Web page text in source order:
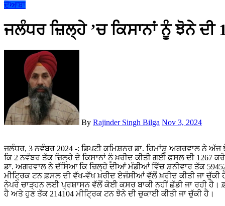
ਦੋਆਬਾ
ਜਲੰਧਰ ਜ਼ਿਲ੍ਹੇ ’ਚ ਕਿਸਾਨਾਂ ਨੂੰ ਝੋਨੇ
By Rajinder Singh Bilga Nov 3, 2024
ਜਲੰਧਰ, 3 ਨਵੰਬਰ 2024 -: ਡਿਪਟੀ ਕਮਿਸ਼ਨਰ ਡਾ. ਹਿਮਾਂਸ਼ੂ ਅਗਰਵਾਲ ਨੇ ਅੱਜ ਝੋਨੇ ਦੀ ਚੱਲ ਰਹੀ ਖ਼ਰੀਦ ਪ੍ਰਕਿਰਿਆ ਦਾ ਜਾਇਜ਼ਾ ਲੈਂਦਿਆਂ ਦੱਸਿਆ
ਕਿ 2 ਨਵੰਬਰ ਤੱਕ ਜ਼ਿਲ੍ਹੇ ਦੇ ਕਿਸਾਨਾਂ ਨੂੰ ਖ਼ਰੀਦ ਕੀਤੀ ਗਈ ਫ਼ਸਲ ਦੀ 1267
ਡਾ. ਅਗਰਵਾਲ ਨੇ ਦੱਸਿਆ ਕਿ ਜ਼ਿਲ੍ਹੇ ਦੀਆਂ ਮੰਡੀਆਂ ਵਿੱਚ ਸ਼ਨੀਵਾਰ ਤੱਕ
ਮੀਟ੍ਰਿਕ ਟਨ ਫ਼ਸਲ ਦੀ ਵੱਖ-ਵੱਖ ਖ਼ਰੀਦ ਏਜੰਸੀਆਂ ਵੱਲੋਂ ਖ਼ਰੀਦ ਕੀਤੀ ਜਾ ਚੁੱਕੀ
ਨੇਪਰੇ ਚਾੜ੍ਹਨ ਲਈ ਪ੍ਰਸ਼ਾਸਨ ਵੱਲੋਂ ਕੋਈ ਕਸਰ ਬਾਕੀ ਨਹੀਂ ਛੱਡੀ ਜਾ ਰਹੀ ਹੈ।
ਹੈ ਅਤੇ ਹੁਣ ਤੱਕ 214104 ਮੀਟ੍ਰਿਕ ਟਨ ਝੋਨੇ ਦੀ ਚੁਕਾਈ ਕੀਤੀ ਜਾ ਚੁੱਕੀ ਹੈ।